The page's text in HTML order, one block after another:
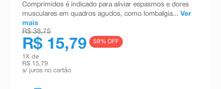
Comprimidos é indicado para aliviar espasmos e dores
musculares em quadros agudos, como lombalgia... Ver
mais
R$ 38,75
R$ 15,79 59% OFF
1 X de
R$ 15,79
s/ juros no cartão